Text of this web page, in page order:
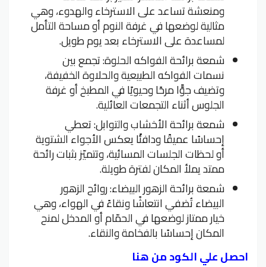
ومنعشة تساعد على الاسترخاء والهدوء، وهي
مثالية لوضعها في غرفة النوم أو مساحة التأمل
لمساعدة على الاسترخاء بعد يوم طويل.
شمعة برائحة الفواكه الحلوة: تجمع بين
نسمات الفواكه الطبيعية والحلاوة الخفيفة،
وتضيف جوًّا مرحًا وحيويًا في المطبخ أو غرفة
الجلوس أثناء التجمعات العائلية.
شمعة برائحة الأخشاب والتوابل: تعطي
إحساسًا عميقًا ودافئًا يعكس الأجواء الشتوية
أو لحظات الجلسات المسائية، وتتميّز بثبات رائحة
ممتد يملأ المكان لفترة طويلة.
شمعة برائحة الزهور البيضاء: روائح الزهور
البيضاء تُضفي انتعاشًا ونقاءً في الهواء، وهي
خيار ممتاز لوضعها في الحمّام أو المدخل لمنح
المكان إحساسًا بالفخامة والنقاء.
احصل علي الكود من هنا